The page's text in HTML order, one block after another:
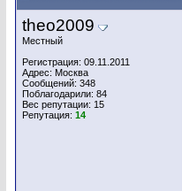
theo2009
Местный
Регистрация: 09.11.2011
Адрес: Москва
Сообщений: 348
Поблагодарили: 84
Вес репутации: 15
Репутация: 14